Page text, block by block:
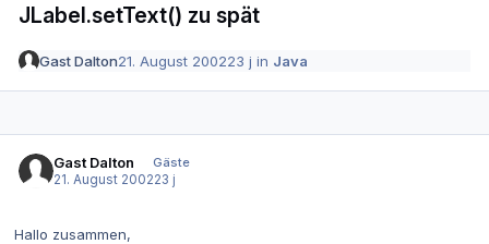
JLabel.setText() zu spät
Gast Dalton21. August 200223 j in Java
Gast Dalton
Gäste
21. August 200223 j
Hallo zusammen,